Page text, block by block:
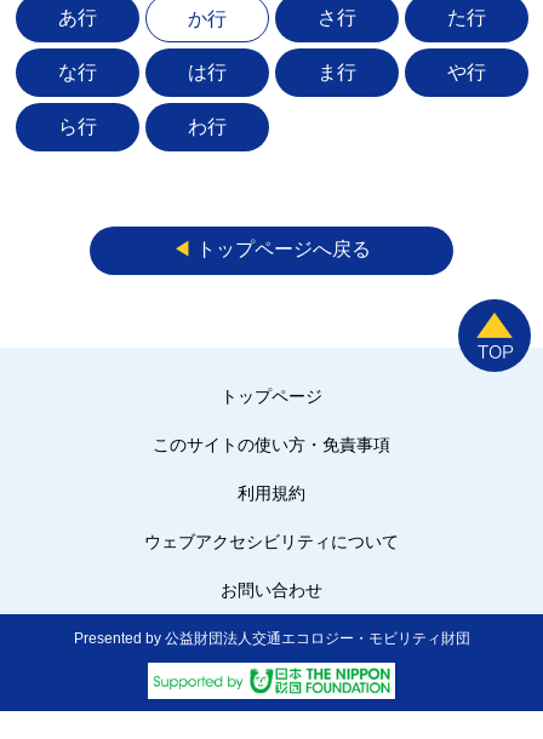
あ行 か行 さ行 た行
な行 は行 ま行 や行
ら行 わ行
◀︎ トップページへ戻る
トップページ
このサイトの使い方・免責事項
利用規約
ウェブアクセシビリティについて
お問い合わせ
Presented by 公益財団法人交通エコロジー・モビリティ財団